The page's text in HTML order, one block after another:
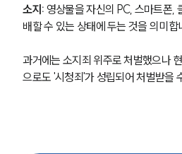
소지: 영상물을 자신의 PC, 스마트폰,
배할 수 있는 상태에 두는 것을 의미합
과거에는 소지죄 위주로 처벌했으나
으로도 '시청죄'가 성립되어 처벌받을